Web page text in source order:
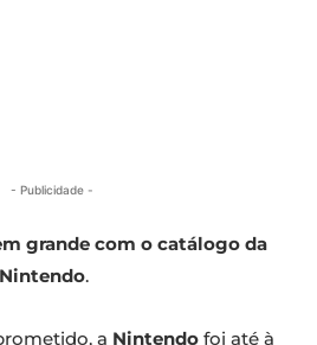
- Publicidade -
grande com o catálogo da
.
a Nintendo foi até à